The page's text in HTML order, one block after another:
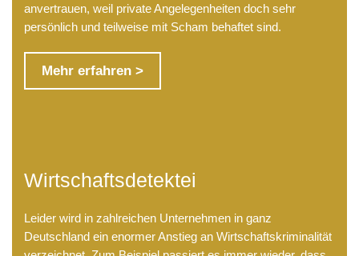
anvertrauen, weil private Angelegenheiten doch sehr
persönlich und teilweise mit Scham behaftet sind.
Mehr erfahren >
Wirtschaftsdetektei
Leider wird in zahlreichen Unternehmen in ganz
Deutschland ein enormer Anstieg an Wirtschaftskriminalität